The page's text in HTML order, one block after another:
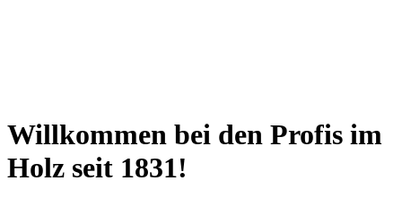
Willkommen bei den Profis im
Holz seit 1831!